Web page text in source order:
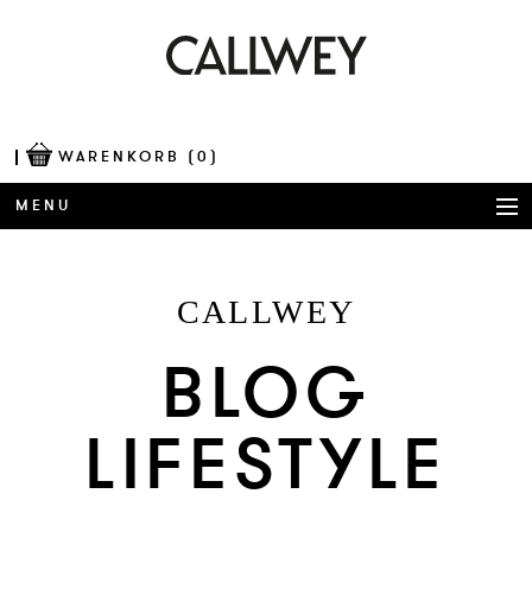
WARENKORB (0)
MENU
AWARDS
BEST OF ARCHITECTURE
CORPORATE PUBLISHING
BLOG
CALLWEY
BLOG
LIFESTYLE